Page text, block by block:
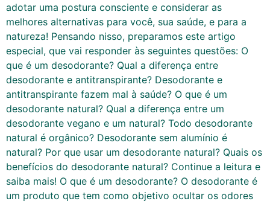
adotar uma postura consciente e considerar as
melhores alternativas para você, sua saúde, e para a
natureza! Pensando nisso, preparamos este artigo
especial, que vai responder às seguintes questões: O
que é um desodorante? Qual a diferença entre
desodorante e antitranspirante? Desodorante e
antitranspirante fazem mal à saúde? O que é um
desodorante natural? Qual a diferença entre um
desodorante vegano e um natural? Todo desodorante
natural é orgânico? Desodorante sem alumínio é
natural? Por que usar um desodorante natural? Quais os
benefícios do desodorante natural? Continue a leitura e
saiba mais! O que é um desodorante? O desodorante é
um produto que tem como objetivo ocultar os odores